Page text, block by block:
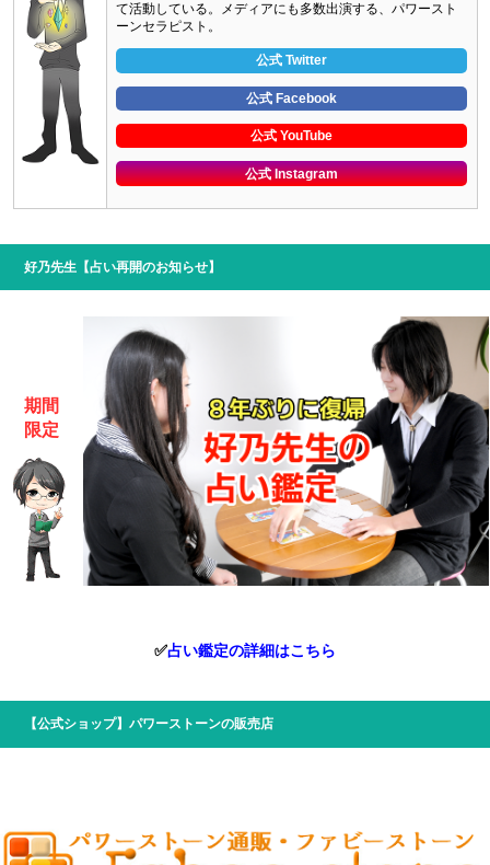
て活動している。メディアにも多数出演する、パワースト
ーンセラピスト。
公式 Twitter
公式 Facebook
公式 YouTube
公式 Instagram
好乃先生【占い再開のお知らせ】
期間
限定
✅占い鑑定の詳細はこちら
【公式ショップ】パワーストーンの販売店